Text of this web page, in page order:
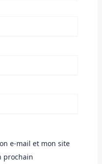
e-mail et mon site
prochain